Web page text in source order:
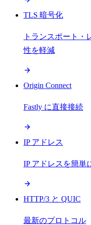
TLS 暗号化
トランスポート・
性を軽減
Origin Connect
Fastly に直接接続
IP アドレス
IP アドレスを簡単
HTTP/3 と QUIC
最新のプロトコル